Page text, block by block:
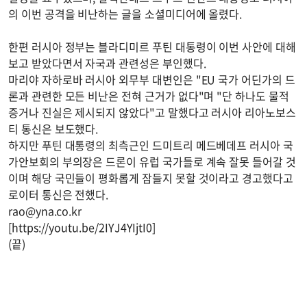
의 이번 공격을 비난하는 글을 소셜미디어에 올렸다.
한편 러시아 정부는 블라디미르 푸틴 대통령이 이번 사안에 대해
보고 받았다면서 자국과 관련성은 부인했다.
마리야 자하로바 러시아 외무부 대변인은 "EU 국가 어딘가의 드
론과 관련한 모든 비난은 전혀 근거가 없다"며 "단 하나도 물적
증거나 진실은 제시되지 않았다"고 말했다고 러시아 리아노보스
티 통신은 보도했다.
하지만 푸틴 대통령의 최측근인 드미트리 메드베데프 러시아 국
가안보회의 부의장은 드론이 유럽 국가들로 계속 잘못 들어갈 것
이며 해당 국민들이 평화롭게 잠들지 못할 것이라고 경고했다고
로이터 통신은 전했다.
rao@yna.co.kr
[https://youtu.be/2IYJ4YIjtI0]
(끝)